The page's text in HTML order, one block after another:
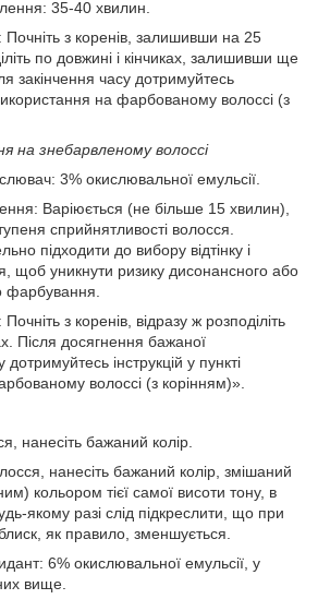
35-40 хвилин.
Почніть з коренів, залишивши на 25
по довжині і кінчиках, залишивши ще
закінчення часу дотримуйтесь
на фарбованому волоссі (з
на знебарвленому волоссі
3% окислювальної емульсії.
Варіюється (не більше 15 хвилин),
сприйнятливості волосся.
підходити до вибору відтінку і
щоб уникнути ризику дисонансного або
фарбування.
з коренів, відразу ж розподіліть
Після досягнення бажаної
дотримуйтесь інструкцій у пункті
волоссі (з корінням)».
нанесіть бажаний колір.
нанесіть бажаний колір, змішаний
кольором тієї самої висоти тону, в
якому разі слід підкреслити, що при
як правило, зменшується.
6% окислювальної емульсії, у
вище.